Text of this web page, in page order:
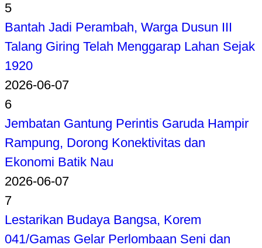
5
Bantah Jadi Perambah, Warga Dusun III
Talang Giring Telah Menggarap Lahan Sejak
1920
2026-06-07
6
Jembatan Gantung Perintis Garuda Hampir
Rampung, Dorong Konektivitas dan
Ekonomi Batik Nau
2026-06-07
7
Lestarikan Budaya Bangsa, Korem
041/Gamas Gelar Perlombaan Seni dan